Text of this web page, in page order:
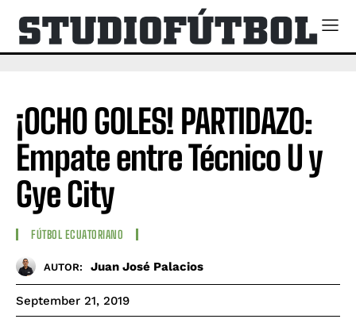
¡OCHO GOLES! PARTIDAZO:
Empate entre Técnico U y
Gye City
FÚTBOL ECUATORIANO
AUTOR: Juan José Palacios
September 21, 2019